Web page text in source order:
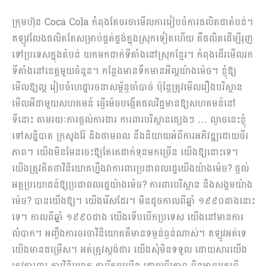
ក្រុមហ៊ុន Coca Cola កំពុងតែចរចាមើលការរៀបចំការផលិតជាតំបន់។
ឥឡូវលែងផលិតតែសម្រាប់ផ្គត់ផ្គង់ក្នុងស្រុកទៀតហើយ គឺផលិតដើម្បីរុញ
ទៅប្រទេសក្នុងតំបន់ យកមកដាក់ទីតាំងនៅស្រុកខ្មែរ។ កំពុងដើរមើលរក
ទីតាំងនៅខេត្តមួយចំនួន។ កន្លែងមានទឹកមានអីល្អយ៉ាងម៉េច។ ខ្ញុំឱ្យ
មើលឱ្យល្អ រៀបចំហេដ្ឋារចនាសម្ព័ន្ធចាំបាច់ ប៉ុន្តែត្រូវមើលរឿងបរិស្ថាន
មើលអីជាមួយសហគមន៍ ធ្វើម៉េចបង្កើតផលវិជ្ជមានឱ្យសហគមន៍នៅ
ទីនោះ តាមរយៈការផ្តល់ការងារ ការពារបរិស្ថានផ្សេងៗ … ល្ងាចនេះខ្ញុំ
ទៅសន្និបាត ក្រសួងរ៉ែ និងថាមពល នឹងនិយាយអំពីការ​អភិវឌ្ឍដោយចីរ
ភាព។ យើងមិនមែនចេះឱ្យតែគេដាក់ទុនមកច្រើន យើងឱ្យនោះទេ។
យើងត្រូវគិតថាវិនិយោគហ្នឹងវាការពារប្រជាពលរដ្ឋយើងយ៉ាងម៉េច? ផ្តល់
អត្ថប្រយោជន៍ឱ្យប្រជាពលរដ្ឋយ៉ាងម៉េច? ការពារបរិស្ថាន និងសង្គមយ៉ាង
ម៉េច? បានយើងឱ្យ។ យើងរើសដែរ។ មិនដូចកាលពីឆ្នាំ ១៩៩០ជាងនោះ
ទេ។ កាលពីឆ្នាំ ១៩៩០ជាង យើងទើបបើកប្រទេស យើងនៅមានការ
លំបាក។ អញ្ចឹងការចរចាវិនិយោគគឺមានទម្ងន់ធ្ងន់ណាស់។ ឥឡូវអត់ទេ
យើងមានជម្រើស។ អត់ត្រូវស្តង់ដារ យើងសុំមិនទទួល ដោយសារយើង